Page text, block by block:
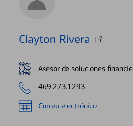
Clayton Rivera
Asesor de soluciones
469.273.1293
Correo electrónico